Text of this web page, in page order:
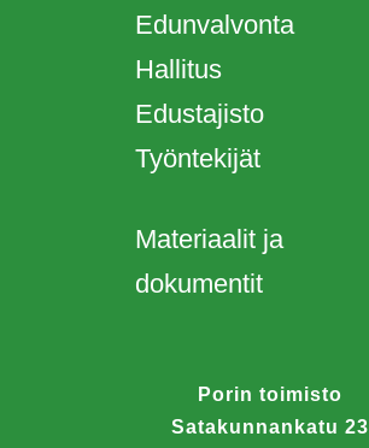
Edunvalvonta
Hallitus
Edustajisto
Työntekijät
Materiaalit ja
dokumentit
Porin toimisto
Satakunnankatu 23